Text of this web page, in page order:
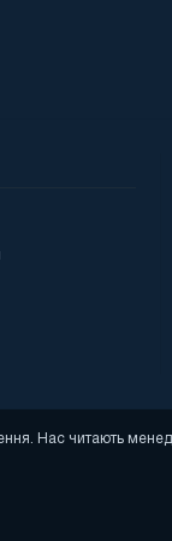
Нас читають